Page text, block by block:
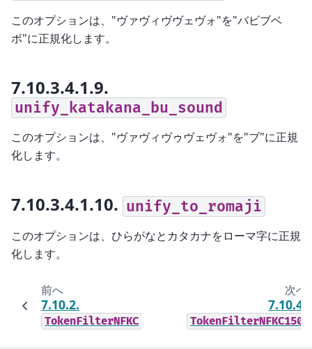
このオプションは、"ヴァヴィヴヴェヴォ"を"バビブベ
ボ"に正規化します。
7.10.3.4.1.9.
unify_katakana_bu_sound
このオプションは、"ヴァヴィヴゥヴェヴォ"を"ブ"に正規
化します。
7.10.3.4.1.10. unify_to_romaji
このオプションは、ひらがなとカタカナをローマ字に正規
化します。
前へ
7.10.2.
TokenFilterNFKC
次へ
7.10.4.
TokenFilterNFKC150